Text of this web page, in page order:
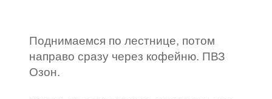
Поднимаемся по лестнице, потом
направо сразу через кофейню. ПВЗ
Озон.